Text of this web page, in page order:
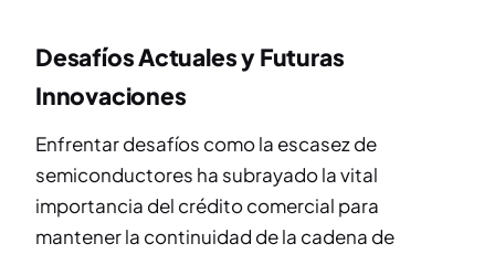
Desafíos Actuales y Futuras
Innovaciones
Enfrentar desafíos como la escasez de
semiconductores ha subrayado la vital
importancia del crédito comercial para
mantener la continuidad de la cadena de